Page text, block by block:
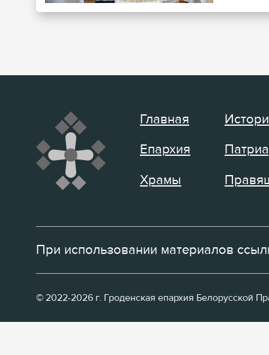
Главная
Епархия
Храмы
При использовании материалов
© 2022-2026 г. Гроденская епархия Белорусской